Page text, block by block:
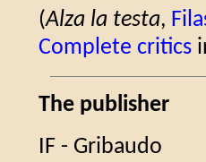
(Alza la testa,
Complete critics
The publisher
IF - Gribaudo